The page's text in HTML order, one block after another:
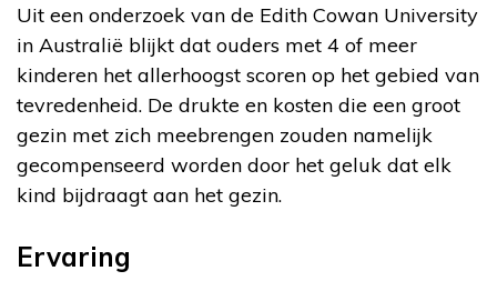
Uit een onderzoek van de Edith Cowan University
in Australië blijkt dat ouders met 4 of meer
kinderen het allerhoogst scoren op het gebied van
tevredenheid. De drukte en kosten die een groot
gezin met zich meebrengen zouden namelijk
gecompenseerd worden door het geluk dat elk
kind bijdraagt aan het gezin.
Ervaring